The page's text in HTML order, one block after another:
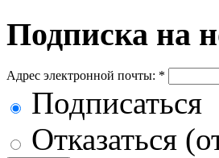
Подписка на
Адрес электронной почты: *
Подписаться
Отказаться